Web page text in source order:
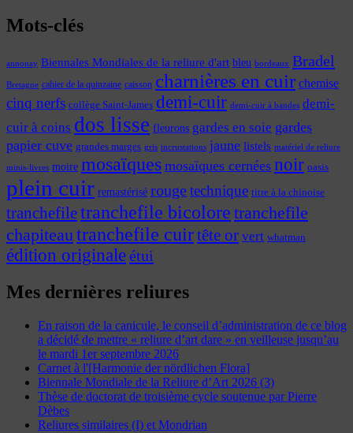
Mots-clés
annonay Biennales Mondiales de la reliure d'art bleu bordeaux Bradel
Bretagne cahier de la quinzaine caisson charnières en cuir chemise
cinq nerfs collège Saint-James demi-cuir demi-cuir à bandes demi-
cuir à coins dos lisse fleurons gardes en soie gardes
papier cuve grandes marges gris incrustations jaune listels matériel de reliure
minis-livres moire mosaïques mosaïques cernées noir oasis
plein cuir remastérisé rougetechnique titre à la chinoise
tranchefiletranchefile bicolore tranchefile
chapiteautranchefile cuirtête or vert whatman
édition originaleétui
Mes dernières reliures
En raison de la canicule, le conseil d’administration de ce blog
a décidé de mettre « reliure d’art dare » en veilleuse jusqu’au
le mardi 1er septembre 2026
Carnet à l'[Harmonie der nördlichen Flora]
Biennale Mondiale de la Reliure d’Art 2026 (3)
Thèse de doctorat de troisième cycle soutenue par Pierre
Dèbes
Reliures similaires (I) et Mondrian